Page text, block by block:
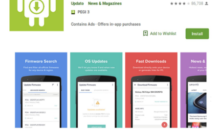
IT Times
生成式AI與雲端應用
Enterprise Digital Transformation